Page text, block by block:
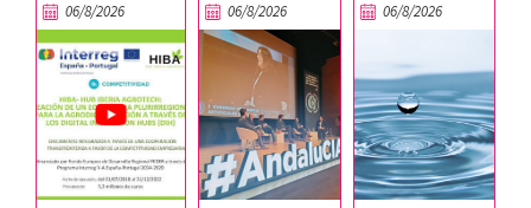
06/8/2026 06/8/2026 06/8/2026